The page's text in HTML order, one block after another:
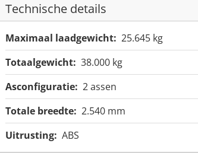
Technische details
Maximaal laadgewicht: 25.645 kg
Totaalgewicht: 38.000 kg
Asconfiguratie: 2 assen
Totale breedte: 2.540 mm
Uitrusting: ABS